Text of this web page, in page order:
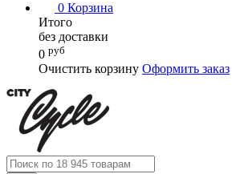
0 Корзина
Итого
без доставки
0 руб
Очистить корзину Оформить заказ